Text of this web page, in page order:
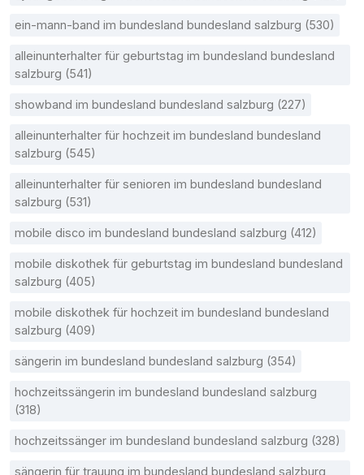
ein-mann-band im bundesland bundesland salzburg (530)
alleinunterhalter für geburtstag im bundesland bundesland
salzburg (541)
showband im bundesland bundesland salzburg (227)
alleinunterhalter für hochzeit im bundesland bundesland
salzburg (545)
alleinunterhalter für senioren im bundesland bundesland
salzburg (531)
mobile disco im bundesland bundesland salzburg (412)
mobile diskothek für geburtstag im bundesland bundesland
salzburg (405)
mobile diskothek für hochzeit im bundesland bundesland
salzburg (409)
sängerin im bundesland bundesland salzburg (354)
hochzeitssängerin im bundesland bundesland salzburg
(318)
hochzeitssänger im bundesland bundesland salzburg (328)
sängerin für trauung im bundesland bundesland salzburg